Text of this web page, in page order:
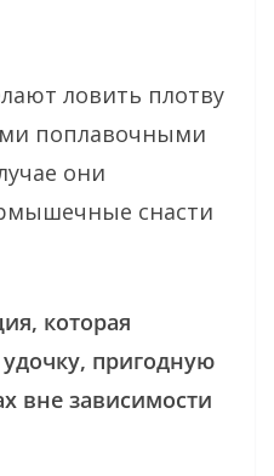
ловить плотву
поплавочными
они
снасти
которая
пригодную
вне зависимости